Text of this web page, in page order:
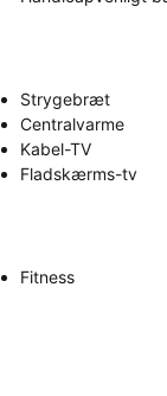
Strygebræt
Centralvarme
Kabel-TV
Fladskærms-tv
Fitness